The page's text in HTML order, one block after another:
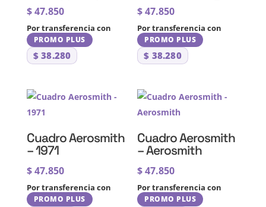
$47.850
Por transferencia con
PROMO PLUS
$ 38.280
$47.850
Por transferencia con
PROMO PLUS
$ 38.280
Cuadro Aerosmith
– 1971
$47.850
Por transferencia con
PROMO PLUS
Cuadro Aerosmith
– Aerosmith
$47.850
Por transferencia con
PROMO PLUS